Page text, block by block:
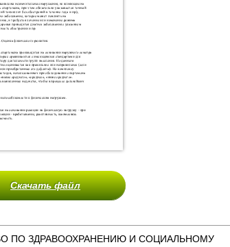
Скачать файл
ПО ЗДРАВООХРАНЕНИЮ И СОЦИАЛЬНОМУ